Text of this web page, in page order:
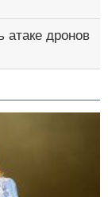
атаке дронов